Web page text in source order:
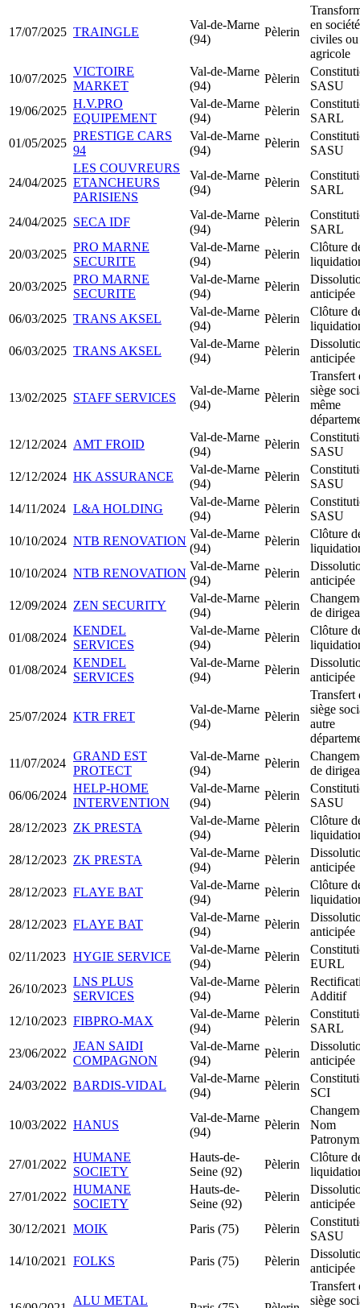
17/07/2025 TRAINGLE
Val-de-Marne
(94)
Pèlerin
en
civiles ou
agricole
10/07/2025
VICTOIRE
MARKET
Val-de-Marne
(94)
Pèlerin
SASU
19/06/2025
H.V.PRO
EQUIPEMENT
Val-de-Marne
(94)
Pèlerin
SARL
01/05/2025
PRESTIGE CARS
94
Val-de-Marne
(94)
Pèlerin
SASU
24/04/2025
LES COUVREURS
ETANCHEURS
PARISIENS
Val-de-Marne
(94)
Pèlerin
SARL
24/04/2025 SECA IDF
Val-de-Marne
(94)
Pèlerin
SARL
20/03/2025
PRO MARNE
SECURITE
Val-de-Marne
(94)
Pèlerin
Clôture
20/03/2025
PRO MARNE
SECURITE
Val-de-Marne
(94)
Pèlerin
anticipée
06/03/2025 TRANS AKSEL
Val-de-Marne
(94)
Pèlerin
Clôture
06/03/2025 TRANS AKSEL
Val-de-Marne
(94)
Pèlerin
anticipée
13/02/2025 STAFF SERVICES
Val-de-Marne
(94)
Pèlerin
Transfert
siège
même
12/12/2024 AMT FROID
Val-de-Marne
(94)
Pèlerin
SASU
12/12/2024 HK ASSURANCE
Val-de-Marne
(94)
Pèlerin
SASU
14/11/2024 L&A HOLDING
Val-de-Marne
(94)
Pèlerin
SASU
10/10/2024 NTB RENOVATION
Val-de-Marne
(94)
Pèlerin
Clôture
10/10/2024 NTB RENOVATION
Val-de-Marne
(94)
Pèlerin
anticipée
12/09/2024 ZEN SECURITY
Val-de-Marne
(94)
Pèlerin
de
01/08/2024
KENDEL
SERVICES
Val-de-Marne
(94)
Pèlerin
Clôture
01/08/2024
KENDEL
SERVICES
Val-de-Marne
(94)
Pèlerin
anticipée
25/07/2024 KTR FRET
Val-de-Marne
(94)
Pèlerin
Transfert
siège
autre
11/07/2024
GRAND EST
PROTECT
Val-de-Marne
(94)
Pèlerin
de
06/06/2024
HELP-HOME
INTERVENTION
Val-de-Marne
(94)
Pèlerin
SASU
28/12/2023 ZK PRESTA
Val-de-Marne
(94)
Pèlerin
Clôture
28/12/2023 ZK PRESTA
Val-de-Marne
(94)
Pèlerin
anticipée
28/12/2023 FLAYE BAT
Val-de-Marne
(94)
Pèlerin
Clôture
28/12/2023 FLAYE BAT
Val-de-Marne
(94)
Pèlerin
anticipée
02/11/2023 HYGIE SERVICE
Val-de-Marne
(94)
Pèlerin
EURL
26/10/2023
LNS PLUS
SERVICES
Val-de-Marne
(94)
Pèlerin
Additif
12/10/2023 FIBPRO-MAX
Val-de-Marne
(94)
Pèlerin
SARL
23/06/2022
JEAN SAIDI
COMPAGNON
Val-de-Marne
(94)
Pèlerin
anticipée
24/03/2022 BARDIS-VIDAL
Val-de-Marne
(94)
Pèlerin
SCI
10/03/2022 HANUS
Val-de-Marne
(94)
Pèlerin
Nom
27/01/2022
HUMANE
SOCIETY
Hauts-de-
Seine (92)
Pèlerin
Clôture
27/01/2022
HUMANE
SOCIETY
Hauts-de-
Seine (92)
Pèlerin
anticipée
30/12/2021
MOIK Paris (75) Pèlerin
SASU
14/10/2021
FOLKS Paris (75) Pèlerin
anticipée
ALU METAL
Transfert
siège